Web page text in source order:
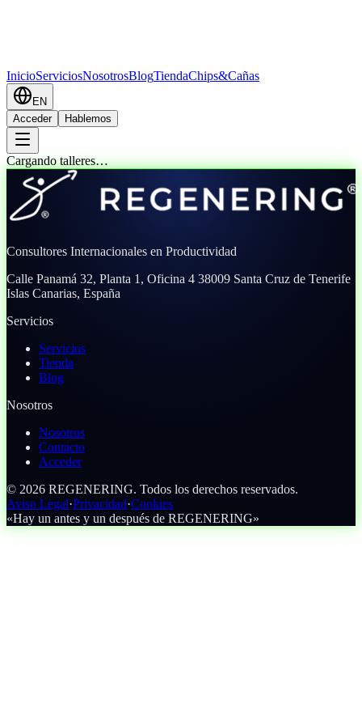
InicioServiciosNosotrosBlogTiendaChips&Cañas
EN
Acceder
Hablemos
Cargando talleres…
Consultores Internacionales en Productividad
Calle Panamá 32, Planta 1, Oficina 4 38009 Santa Cruz de Tenerife
Islas Canarias, España
Servicios
Servicios
Tienda
Blog
Nosotros
Nosotros
Contacto
Acceder
© 2026 REGENERING. Todos los derechos reservados.
Aviso Legal·Privacidad·Cookies
«Hay un antes y un después de REGENERING»